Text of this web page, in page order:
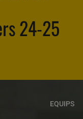
24-25
EQUIPS